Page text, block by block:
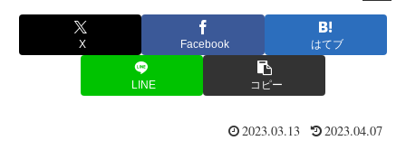
X Facebook はてブ
LINE コピー
2023.03.13 2023.04.07